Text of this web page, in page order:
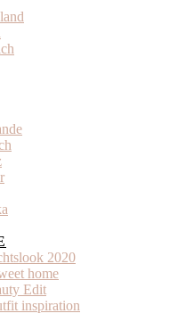
2020
home
Edit
inspiration